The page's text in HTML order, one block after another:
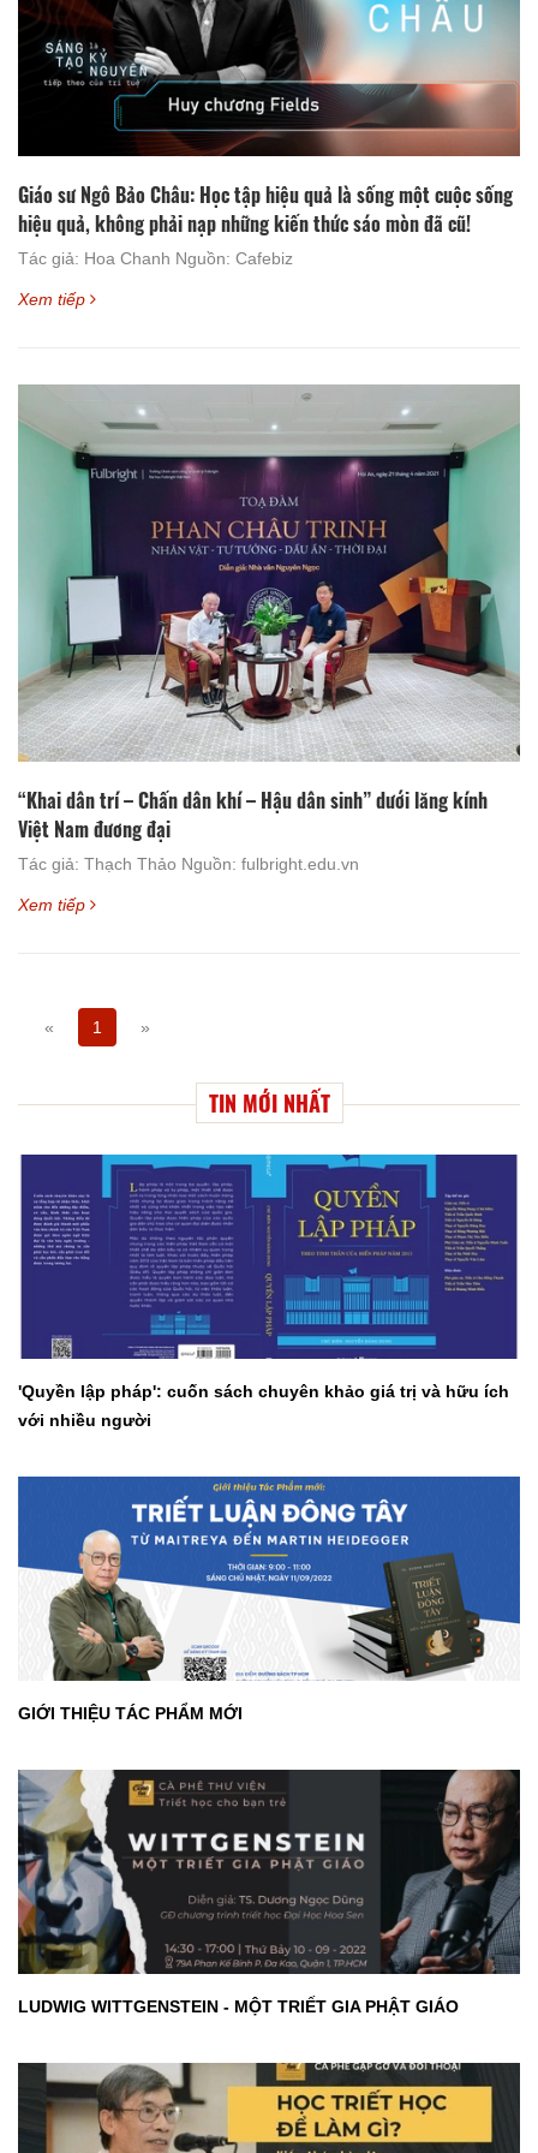
Giáo sư Ngô Bảo Châu: Học tập hiệu quả là sống một cuộc sống
hiệu quả, không phải nạp những kiến thức sáo mòn đã cũ!
Tác giả: Hoa Chanh Nguồn: Cafebiz
Xem tiếp
“Khai dân trí – Chấn dân khí – Hậu dân sinh” dưới lăng kính
Việt Nam đương đại
Tác giả: Thạch Thảo Nguồn: fulbright.edu.vn
Xem tiếp
« 1 »
TIN MỚI NHẤT
'Quyền lập pháp': cuốn sách chuyên khảo giá trị và hữu ích
với nhiều người
GIỚI THIỆU TÁC PHẨM MỚI
LUDWIG WITTGENSTEIN - MỘT TRIẾT GIA PHẬT GIÁO